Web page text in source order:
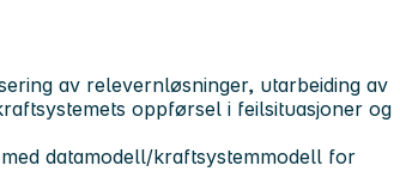
av relevernløsninger, utarbeiding av
oppførsel i feilsituasjoner og
datamodell/kraftsystemmodell for